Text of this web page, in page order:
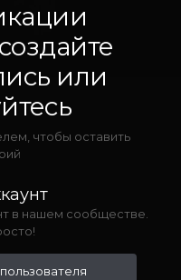
или
чтобы оставить
в нашем сообществе.